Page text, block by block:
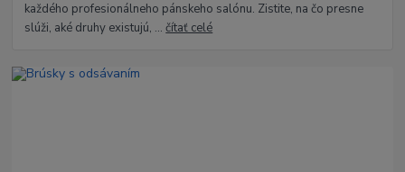
každého profesionálneho pánskeho salónu. Zistite, na čo presne
slúži, aké druhy existujú, ...čítať celé